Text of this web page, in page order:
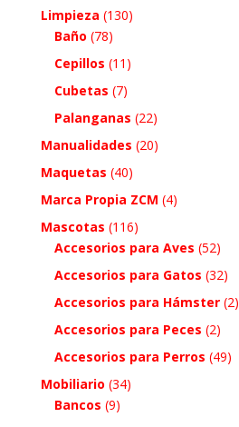
Limpieza (130)
Baño (78)
Cepillos (11)
Cubetas (7)
Palanganas (22)
Manualidades (20)
Maquetas (40)
Marca Propia ZCM (4)
Mascotas (116)
Accesorios para Aves (52)
Accesorios para Gatos (32)
Accesorios para Hámster (2)
Accesorios para Peces (2)
Accesorios para Perros (49)
Mobiliario (34)
Bancos (9)